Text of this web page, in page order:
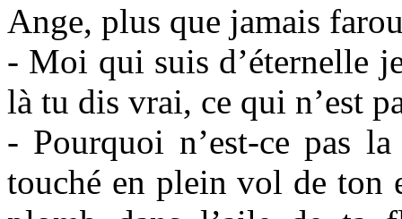
Ange, plus que jamais
- Moi qui suis d’éternelle
là tu dis vrai, ce qui n’est
- Pourquoi n’est-ce pas
touché en plein vol de ton